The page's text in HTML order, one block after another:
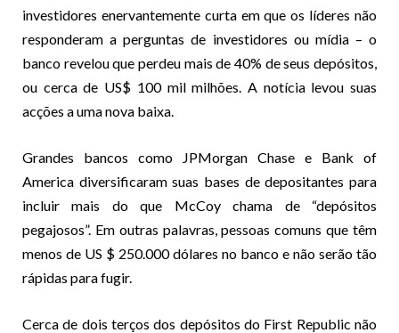
investidores enervantemente curta em que os líderes não
responderam a perguntas de investidores ou mídia – o
banco revelou que perdeu mais de 40% de seus depósitos,
ou cerca de US$ 100 mil milhões. A notícia levou suas
acções a uma nova baixa.
Grandes bancos como JPMorgan Chase e Bank of
America diversificaram suas bases de depositantes para
incluir mais do que McCoy chama de “depósitos
pegajosos”. Em outras palavras, pessoas comuns que têm
menos de US $ 250.000 dólares no banco e não serão tão
rápidas para fugir.
Cerca de dois terços dos depósitos do First Republic não